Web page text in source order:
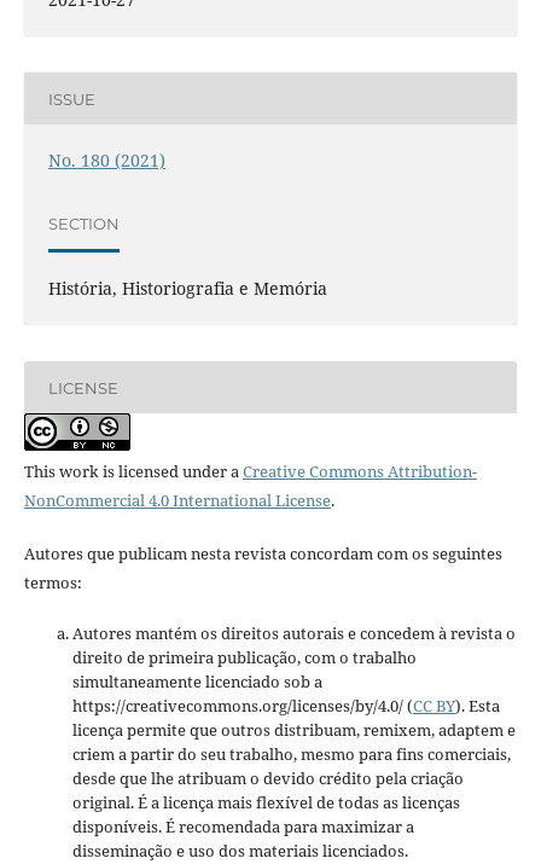
ISSUE
No. 180 (2021)
SECTION
História, Historiografia e Memória
LICENSE
This work is licensed under aCreative Commons Attribution-
NonCommercial 4.0 International License.
Autores que publicam nesta revista concordam com os seguintes
termos:
Autores mantém os direitos autorais e concedem à revista o
direito de primeira publicação, com o trabalho
simultaneamente licenciado sob a
https://creativecommons.org/licenses/by/4.0/ (CC BY). Esta
licença permite que outros distribuam, remixem, adaptem e
criem a partir do seu trabalho, mesmo para fins comerciais,
desde que lhe atribuam o devido crédito pela criação
original. É a licença mais flexível de todas as licenças
disponíveis. É recomendada para maximizar a
disseminação e uso dos materiais licenciados.